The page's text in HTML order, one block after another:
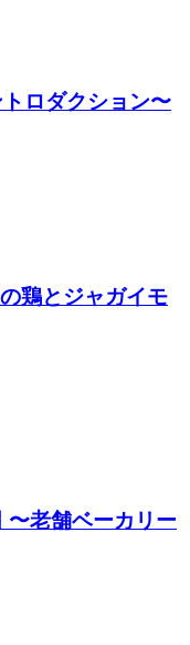
ロダクション〜
鶏とジャガイモ
〜老舗ベーカリー